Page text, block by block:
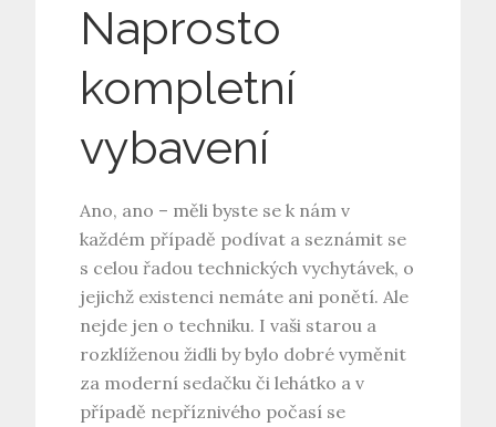
Naprosto
kompletní
vybavení
Ano, ano – měli byste se k nám v
každém případě podívat a seznámit se
s celou řadou technických vychytávek, o
jejichž existenci nemáte ani ponětí. Ale
nejde jen o techniku. I vaši starou a
rozklíženou židli by bylo dobré vyměnit
za moderní sedačku či lehátko a v
případě nepříznivého počasí se